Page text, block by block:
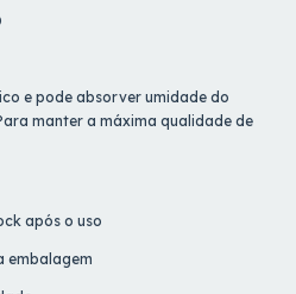
e pode absorver umidade do
manter a máxima qualidade de
após o uso
embalagem